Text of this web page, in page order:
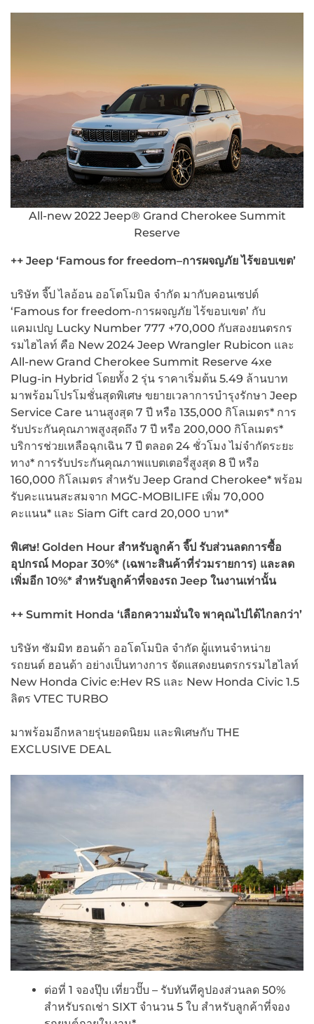
All-new 2022 Jeep® Grand Cherokee Summit
Reserve
++ Jeep ‘Famous for freedom–การผจญภัย ไร้ขอบเขต’
บริษัท จี๊ป ไลอ้อน ออโตโมบิล จำกัด มากับคอนเซปต์
‘Famous for freedom-การผจญภัย ไร้ขอบเขต’ กับ
แคมเปญ Lucky Number 777 +70,000 กับสองยนตรกร
รมไฮไลท์ คือ New 2024 Jeep Wrangler Rubicon และ
All-new Grand Cherokee Summit Reserve 4xe
Plug-in Hybrid โดยทั้ง 2 รุ่น ราคาเริ่มต้น 5.49 ล้านบาท
มาพร้อมโปรโมชั่นสุดพิเศษ ขยายเวลาการบำรุงรักษา Jeep
Service Care นานสูงสุด 7 ปี หรือ 135,000 กิโลเมตร* การ
รับประกันคุณภาพสูงสุดถึง 7 ปี หรือ 200,000 กิโลเมตร*
บริการช่วยเหลือฉุกเฉิน 7 ปี ตลอด 24 ชั่วโมง ไม่จำกัดระยะ
ทาง* การรับประกันคุณภาพแบตเตอรี่สูงสุด 8 ปี หรือ
160,000 กิโลเมตร สำหรับ Jeep Grand Cherokee* พร้อม
รับคะแนนสะสมจาก MGC-MOBILIFE เพิ่ม 70,000
คะแนน* และ Siam Gift card 20,000 บาท*
พิเศษ! Golden Hour สำหรับลูกค้า จี๊ป รับส่วนลดการซื้อ
อุปกรณ์ Mopar 30%* (เฉพาะสินค้าที่ร่วมรายการ) และลด
เพิ่มอีก 10%* สำหรับลูกค้าที่จองรถ Jeep ในงานเท่านั้น
++ Summit Honda ‘เลือกความมั่นใจ พาคุณไปได้ไกลกว่า’
บริษัท ซัมมิท ฮอนด้า ออโตโมบิล จำกัด ผู้แทนจำหน่าย
รถยนต์ ฮอนด้า อย่างเป็นทางการ จัดแสดงยนตรกรรมไฮไลท์
New Honda Civic e:Hev RS และ New Honda Civic 1.5
ลิตร VTEC TURBO
มาพร้อมอีกหลายรุ่นยอดนิยม และพิเศษกับ THE
EXCLUSIVE DEAL
ต่อที่ 1 จองปุ๊บ เที่ยวปั๊บ – รับทันทีคูปองส่วนลด 50%
สำหรับรถเช่า SIXT จำนวน 5 ใบ สำหรับลูกค้าที่จอง